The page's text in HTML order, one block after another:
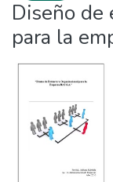
Diseño de
para la